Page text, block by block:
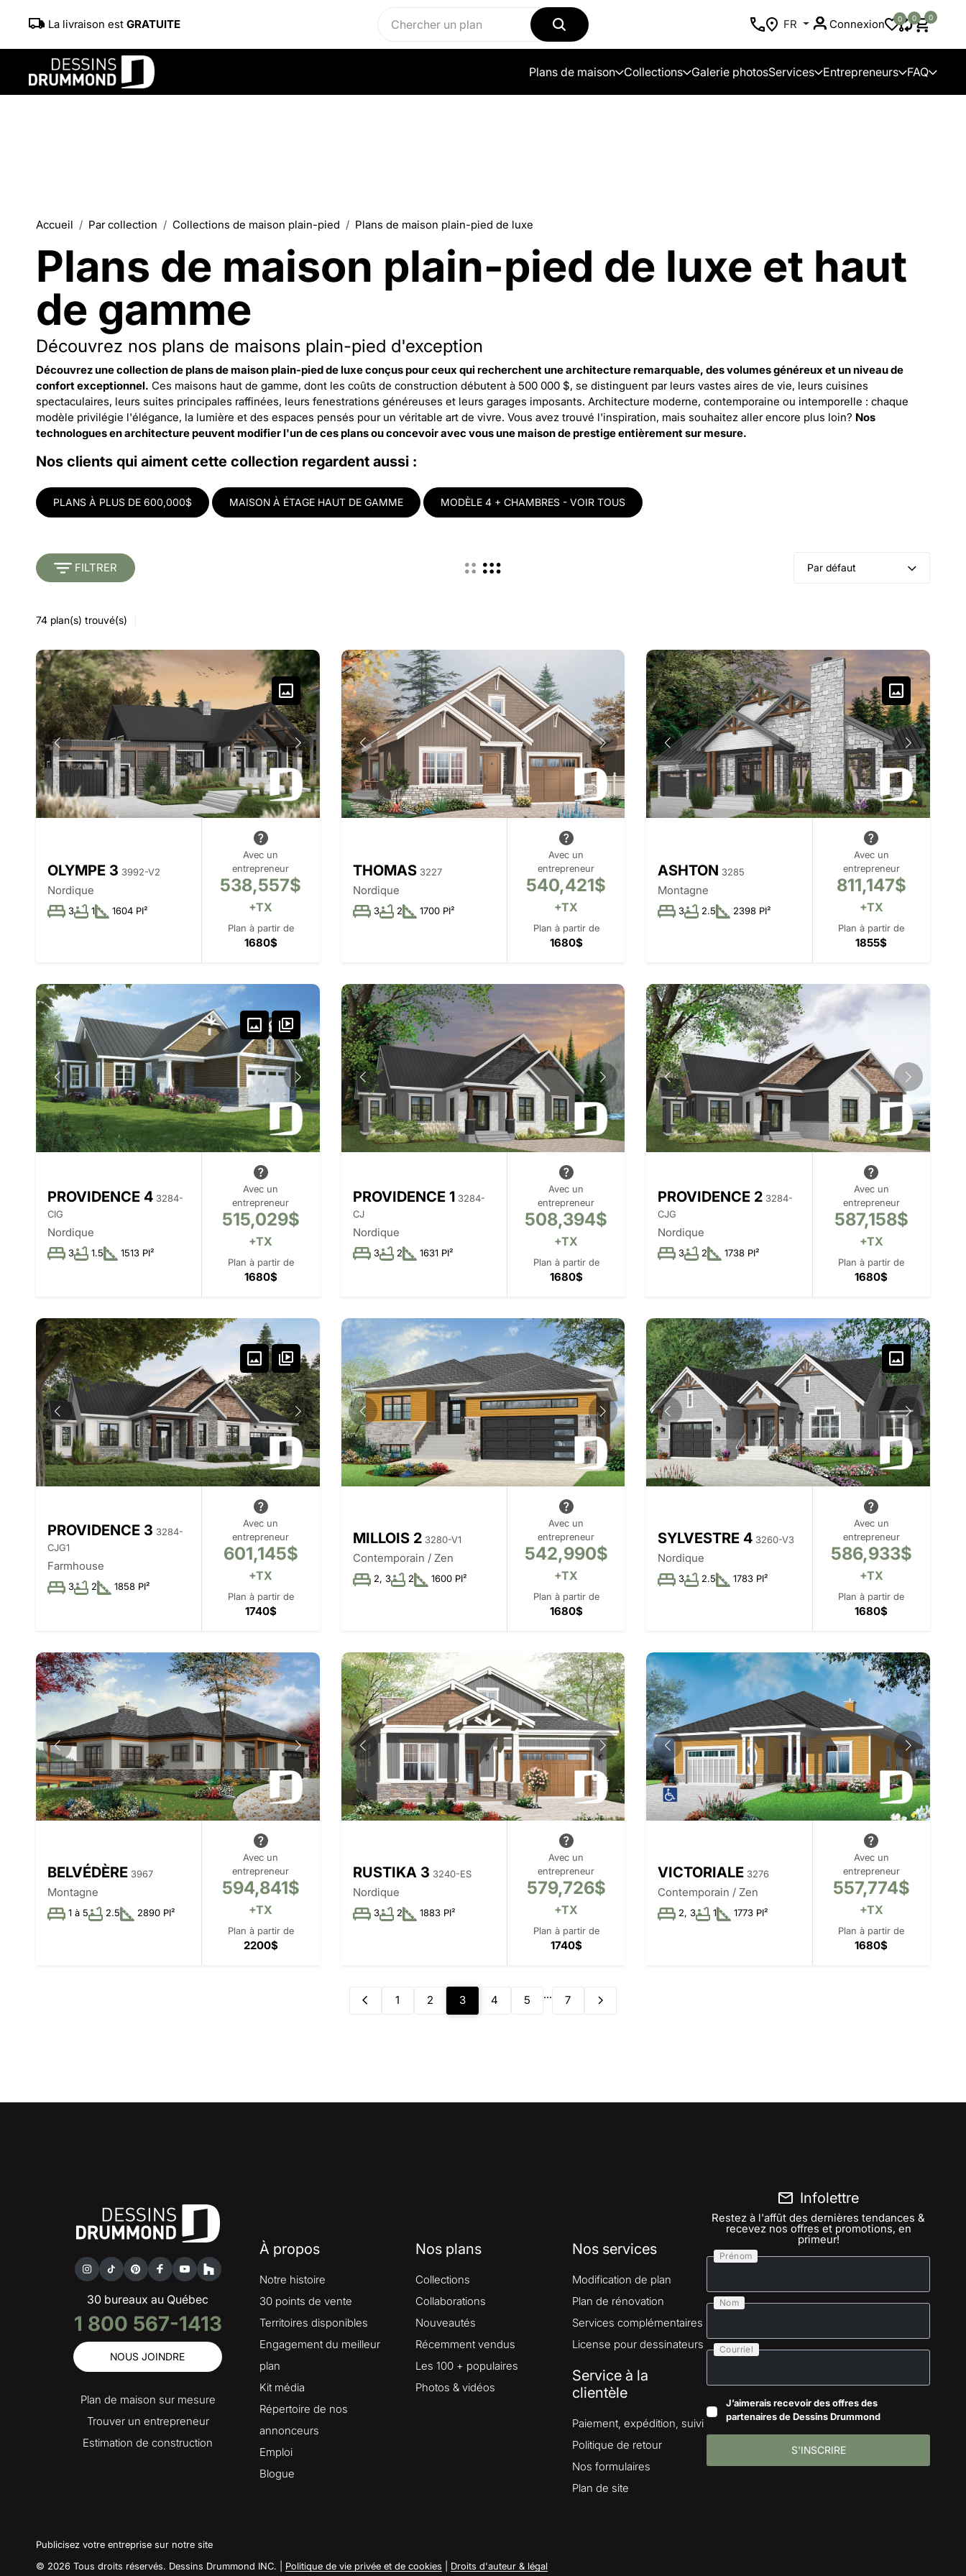
La livraison est GRATUITE FR Connexion 0 0 0
Plans de maison Collections Galerie photosServices Entrepreneurs FAQ
Accueil Par collection Collections de maison plain-pied Plans de maison plain-pied de luxe
Plans de maison plain-pied de luxe et haut
de gamme
Découvrez nos plans de maisons plain-pied d'exception
Découvrez une collection de plans de maison plain-pied de luxe conçus pour ceux qui recherchent une architecture remarquable, des volumes généreux et un niveau de
confort exceptionnel. Ces maisons haut de gamme, dont les coûts de construction débutent à 500 000 $, se distinguent par leurs vastes aires de vie, leurs cuisines
spectaculaires, leurs suites principales raffinées, leurs fenestrations généreuses et leurs garages imposants. Architecture moderne, contemporaine ou intemporelle : chaque
modèle privilégie l'élégance, la lumière et des espaces pensés pour un véritable art de vivre. Vous avez trouvé l'inspiration, mais souhaitez aller encore plus loin? Nos
technologues en architecture peuvent modifier l'un de ces plans ou concevoir avec vous une maison de prestige entièrement sur mesure.
Nos clients qui aiment cette collection regardent aussi :
PLANS À PLUS DE 600,000$ MAISON À ÉTAGE HAUT DE GAMME MODÈLE 4 + CHAMBRES - VOIR TOUS
FILTRER Par défaut
74 plan(s) trouvé(s)
OLYMPE 3 3992-V2
Nordique
3 1 1604 PI²
Avec un
entrepreneur
538,557$
+TX
Plan à partir de
1680$
THOMAS 3227
Nordique
3 2 1700 PI²
Avec un
entrepreneur
540,421$
+TX
Plan à partir de
1680$
ASHTON 3285
Montagne
3 2.5 2398 PI²
Avec un
entrepreneur
811,147$
+TX
Plan à partir de
1855$
PROVIDENCE 4 3284-
CIG
Nordique
3 1.5 1513 PI²
Avec un
entrepreneur
515,029$
+TX
Plan à partir de
1680$
PROVIDENCE 1 3284-
CJ
Nordique
3 2 1631 PI²
Avec un
entrepreneur
508,394$
+TX
Plan à partir de
1680$
PROVIDENCE 2 3284-
CJG
Nordique
3 2 1738 PI²
Avec un
entrepreneur
587,158$
+TX
Plan à partir de
1680$
PROVIDENCE 3 3284-
CJG1
Farmhouse
3 2 1858 PI²
Avec un
entrepreneur
601,145$
+TX
Plan à partir de
1740$
MILLOIS 2 3280-V1
Contemporain / Zen
2, 3 2 1600 PI²
Avec un
entrepreneur
542,990$
+TX
Plan à partir de
1680$
SYLVESTRE 4 3260-V3
Nordique
3 2.5 1783 PI²
Avec un
entrepreneur
586,933$
+TX
Plan à partir de
1680$
BELVÉDÈRE 3967
Montagne
1 à 5 2.5 2890 PI²
Avec un
entrepreneur
594,841$
+TX
Plan à partir de
2200$
RUSTIKA 3 3240-ES
Nordique
3 2 1883 PI²
Avec un
entrepreneur
579,726$
+TX
Plan à partir de
1740$
VICTORIALE 3276
Contemporain / Zen
2, 3 1 1773 PI²
Avec un
entrepreneur
557,774$
+TX
Plan à partir de
1680$
1 2 3 4 5 ... 7
30 bureaux au Québec
1 800 567-1413
NOUS JOINDRE
Plan de maison sur mesure
Trouver un entrepreneur
Estimation de construction
À propos
Notre histoire
30 points de vente
Territoires disponibles
Engagement du meilleur
plan
Kit média
Répertoire de nos
annonceurs
Emploi
Blogue
Nos plans
Collections
Collaborations
Nouveautés
Récemment vendus
Les 100 + populaires
Photos & vidéos
Nos services
Modification de plan
Plan de rénovation
Services complémentaires
License pour dessinateurs
Service à la
clientèle
Paiement, expédition, suivi
Politique de retour
Nos formulaires
Plan de site
Infolettre
Restez à l'affût des dernières tendances &
recevez nos offres et promotions, en
primeur!
Prénom
Nom
Courriel
J’aimerais recevoir des offres des
partenaires de Dessins Drummond
S'INSCRIRE
Publicisez votre entreprise sur notre site
© 2026 Tous droits réservés. Dessins Drummond INC. | Politique de vie privée et de cookies Droits d'auteur & légal